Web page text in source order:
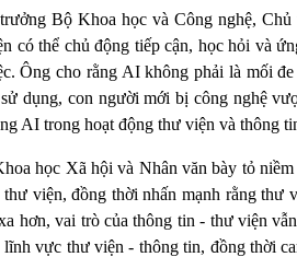
Bộ Khoa học và Công nghệ,
có thể chủ động tiếp cận, học hỏi và
Ông cho rằng AI không phải là mối
dụng, con người mới bị công nghệ
AI trong hoạt động thư viện và thông
học Xã hội và Nhân văn bày tỏ
viện, đồng thời nhấn mạnh rằng thư
hơn, vai trò của thông tin - thư viện
vực thư viện - thông tin, đồng thời